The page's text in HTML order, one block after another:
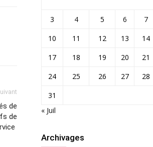
de
de
3
4 5 6 7
10
11 12 13 14
17
18 19 20 21
24
25 26 27 28
31
« Juil
Archivages